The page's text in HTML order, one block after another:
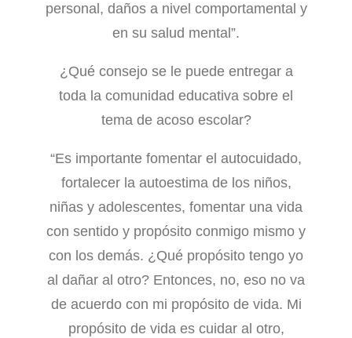
personal, daños a nivel comportamental y
en su salud mental”.
¿Qué consejo se le puede entregar a
toda la comunidad educativa sobre el
tema de acoso escolar?
“Es importante fomentar el autocuidado,
fortalecer la autoestima de los niños,
niñas y adolescentes, fomentar una vida
con sentido y propósito conmigo mismo y
con los demás. ¿Qué propósito tengo yo
al dañar al otro? Entonces, no, eso no va
de acuerdo con mi propósito de vida. Mi
propósito de vida es cuidar al otro,